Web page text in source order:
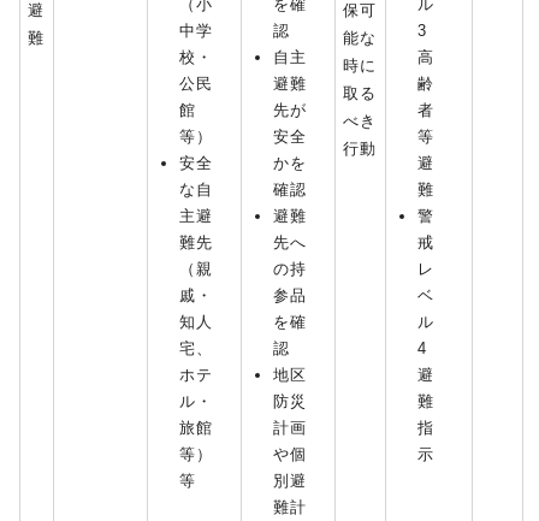
避
難
（小
中学
校・
公民
館
等）
安全
な自
主避
難先
（親
戚・
知人
宅、
ホテ
ル・
旅館
等）
等
を確
認
自主
避難
先が
安全
かを
確認
避難
先へ
の持
参品
を確
認
地区
防災
計画
や個
別避
難計
保可
能な
時に
取る
べき
行動
ル
3
高
齢
者
等
避
難
警
戒
レ
ベ
ル
4
避
難
指
示